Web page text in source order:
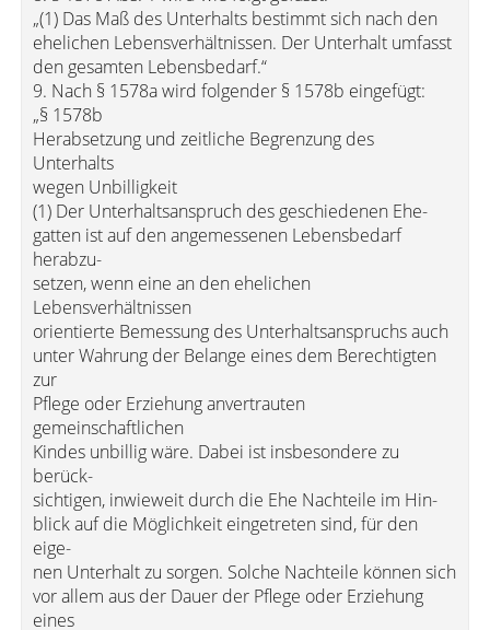
„(1) Das Maß des Unterhalts bestimmt sich nach den
ehelichen Lebensverhältnissen. Der Unterhalt umfasst
den gesamten Lebensbedarf.“
9. Nach § 1578a wird folgender § 1578b eingefügt:
„§ 1578b
Herabsetzung und zeitliche Begrenzung des
Unterhalts
wegen Unbilligkeit
(1) Der Unterhaltsanspruch des geschiedenen Ehe-
gatten ist auf den angemessenen Lebensbedarf
herabzu-
setzen, wenn eine an den ehelichen
Lebensverhältnissen
orientierte Bemessung des Unterhaltsanspruchs auch
unter Wahrung der Belange eines dem Berechtigten
zur
Pflege oder Erziehung anvertrauten
gemeinschaftlichen
Kindes unbillig wäre. Dabei ist insbesondere zu
berück-
sichtigen, inwieweit durch die Ehe Nachteile im Hin-
blick auf die Möglichkeit eingetreten sind, für den
eige-
nen Unterhalt zu sorgen. Solche Nachteile können sich
vor allem aus der Dauer der Pflege oder Erziehung
eines